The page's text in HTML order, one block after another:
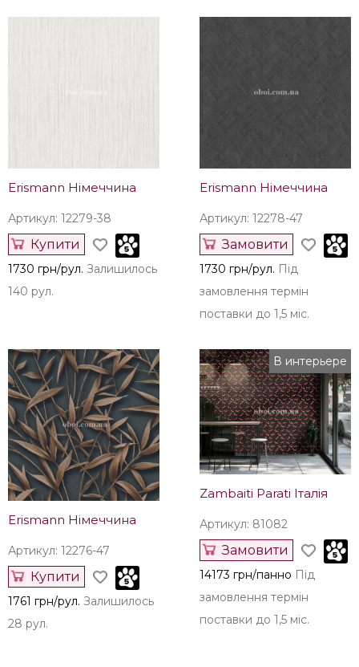
Erismann Німеччина
Артикул: 12279-38
Купити
1730 грн/рул. Залишилось
140 рул.
Erismann Німеччина
Артикул: 12278-47
Замовити
1730 грн/рул. Під
замовлення термін
поставки до 1,5 міс.
Erismann Німеччина
Артикул: 12276-47
Купити
1761 грн/рул. Залишилось
28 рул.
В интерьере
Zambaiti Parati Італія
Артикул: 81082
Замовити
14173 грн/панно Під
замовлення термін
поставки до 1,5 міс.